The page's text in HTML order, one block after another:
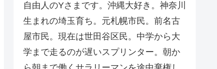
自由人のYさまです。沖縄大好き。神奈川
生まれの埼玉育ち。元札幌市民。前名古
屋市民。現在は世田谷区民。中学から大
学まで走るのが遅いスプリンター。朝か